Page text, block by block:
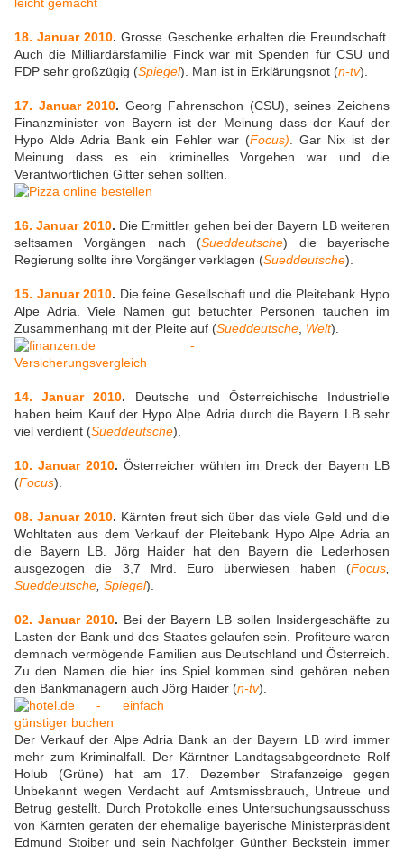
18. Januar 2010. Grosse Geschenke erhalten die Freundschaft.
Auch die Milliardärsfamilie Finck war mit Spenden für CSU und
FDP sehr großzügig (Spiegel). Man ist in Erklärungsnot (n-tv).
17. Januar 2010. Georg Fahrenschon (CSU), seines Zeichens
Finanzminister von Bayern ist der Meinung dass der Kauf der
Hypo Alde Adria Bank ein Fehler war (Focus) . Gar Nix ist der
Meinung dass es ein kriminelles Vorgehen war und die
Verantwortlichen Gitter sehen sollten.
16. Januar 2010. Die Ermittler gehen bei der Bayern LB weiteren
seltsamen Vorgängen nach (Sueddeutsche) die bayerische
Regierung sollte ihre Vorgänger verklagen (Sueddeutsche).
15. Januar 2010. Die feine Gesellschaft und die Pleitebank Hypo
Alpe Adria. Viele Namen gut betuchter Personen tauchen im
Zusammenhang mit der Pleite auf (Sueddeutsche Welt).
14. Januar 2010. Deutsche und Österreichische Industrielle
haben beim Kauf der Hypo Alpe Adria durch die Bayern LB sehr
viel verdient (Sueddeutsche).
10. Januar 2010. Österreicher wühlen im Dreck der Bayern LB
(Focus).
08. Januar 2010. Kärnten freut sich über das viele Geld und die
Wohltaten aus dem Verkauf der Pleitebank Hypo Alpe Adria an
die Bayern LB. Jörg Haider hat den Bayern die Lederhosen
ausgezogen die 3,7 Mrd. Euro überwiesen haben (Focus
Sueddeutsche Spiegel).
02. Januar 2010. Bei der Bayern LB sollen Insidergeschäfte zu
Lasten der Bank und des Staates gelaufen sein. Profiteure waren
demnach vermögende Familien aus Deutschland und Österreich.
Zu den Namen die hier ins Spiel kommen sind gehören neben
den Bankmanagern auch Jörg Haider (n-tv).
Der Verkauf der Alpe Adria Bank an der Bayern LB wird immer
mehr zum Kriminalfall. Der Kärntner Landtagsabgeordnete Rolf
Holub (Grüne) hat am 17. Dezember Strafanzeige gegen
Unbekannt wegen Verdacht auf Amtsmissbrauch, Untreue und
Betrug gestellt. Durch Protokolle eines Untersuchungsausschuss
von Kärnten geraten der ehemalige bayerische Ministerpräsident
Edmund Stoiber und sein Nachfolger Günther Beckstein immer